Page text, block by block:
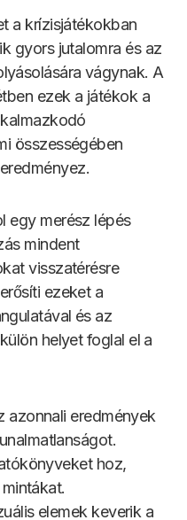
a krízisjátékokban
gyors jutalomra és az
vágynak. A
ezek a játékok a
összességében
egy merész lépés
mindent
visszatérésre
ezeket a
és az
helyet foglal el a
eredmények
hoz,
elemek keverik a